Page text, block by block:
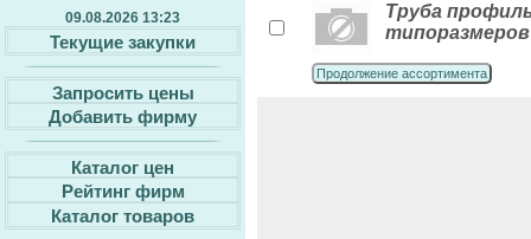
09.08.2026 13:23
Текущие закупки
Запросить цены
Добавить фирму
Каталог цен
Рейтинг фирм
Каталог товаров
Труба
типоразмеров
Продолжение ассортимента